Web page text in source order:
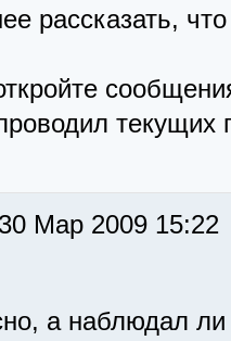
рассказать,
текущих
Мар 2009 15:22
а наблюдал